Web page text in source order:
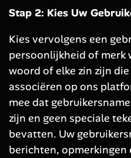
Stap 2: Kies Uw
Kies vervolgens een
persoonlijkheid of merk
woord of elke zin zijn
associëren op ons
mee dat
zijn en geen speciale
bevatten. Uw
berichten, opmerkingen